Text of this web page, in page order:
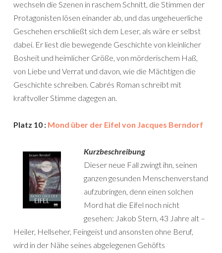
wechseln die Szenen in raschem Schnitt, die Stimmen der
Protagonisten lösen einander ab, und das ungeheuerliche
Geschehen erschließt sich dem Leser, als wäre er selbst
dabei. Er liest die bewegende Geschichte von kleinlicher
Bosheit und heimlicher Größe, von mörderischem Haß,
von Liebe und Verrat und davon, wie die Mächtigen die
Geschichte schreiben. Cabrés Roman schreibt mit
kraftvoller Stimme dagegen an.
Platz 10 : Mond über der Eifel von Jacques Berndorf
Kurzbeschreibung
Dieser neue Fall zwingt ihn, seinen
ganzen gesunden Menschenverstand
aufzubringen, denn einen solchen
Mord hat die Eifel noch nicht
gesehen: Jakob Stern, 43 Jahre alt –
Heiler, Hellseher, Feingeist und ansonsten ohne Beruf,
wird in der Nähe seines abgelegenen Gehöfts